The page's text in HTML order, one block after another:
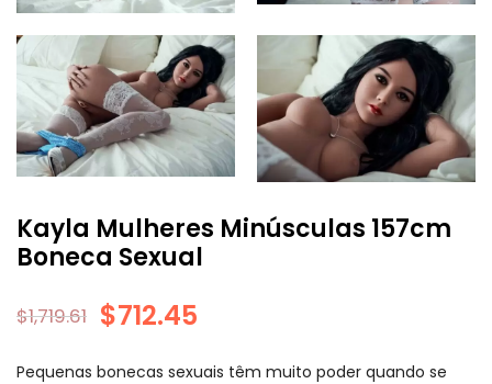
Kayla Mulheres Minúsculas 157cm
Boneca Sexual
$1,719.61 $712.45
Pequenas bonecas sexuais têm muito poder quando se